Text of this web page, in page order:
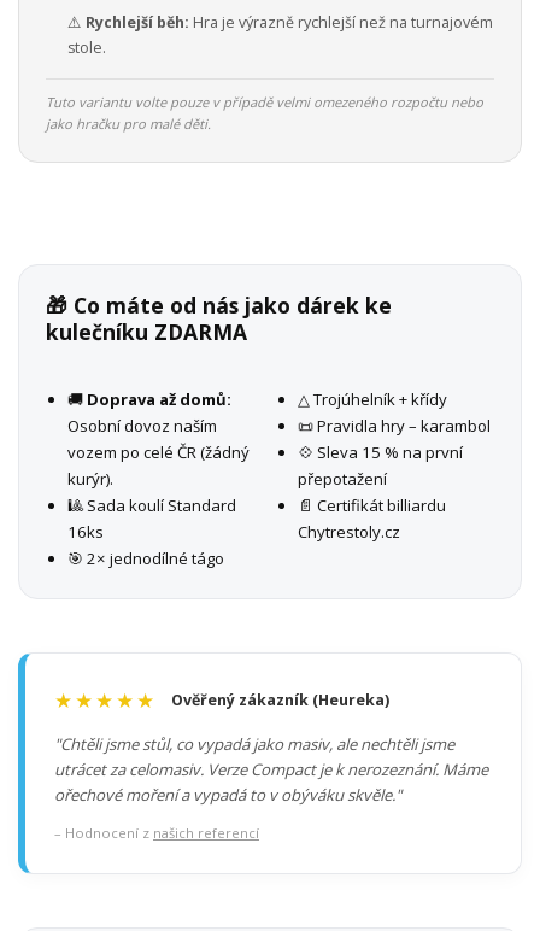
⚠️ Rychlejší běh: Hra je výrazně rychlejší než na turnajovém
stole.
Tuto variantu volte pouze v případě velmi omezeného rozpočtu nebo
jako hračku pro malé děti.
🎁 Co máte od nás jako dárek ke
kulečníku ZDARMA
🚚 Doprava až domů:
Osobní dovoz naším
vozem po celé ČR (žádný
kurýr).
🎱 Sada koulí Standard
16ks
🎯 2× jednodílné tágo
△ Trojúhelník + křídy
📜 Pravidla hry – karambol
💠 Sleva 15 % na první
přepotažení
📄 Certifikát billiardu
Chytrestoly.cz
★★★★★ Ověřený zákazník (Heureka)
"Chtěli jsme stůl, co vypadá jako masiv, ale nechtěli jsme
utrácet za celomasiv. Verze Compact je k nerozeznání. Máme
ořechové moření a vypadá to v obýváku skvěle."
– Hodnocení z našich referencí